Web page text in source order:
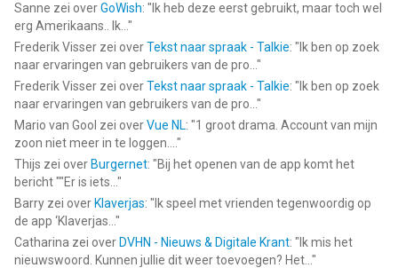
Sanne zei overGoWish: " Ik heb deze eerst gebruikt, maar toch wel
erg Amerikaans.. Ik... "
Frederik Visser zei overTekst naar spraak - Talkie: " Ik ben op zoek
naar ervaringen van gebruikers van de pro... "
Frederik Visser zei overTekst naar spraak - Talkie: " Ik ben op zoek
naar ervaringen van gebruikers van de pro... "
Mario van Gool zei overVue NL: "1 groot drama. Account van mijn
zoon niet meer in te loggen.... "
Thijs zei over Burgernet: "Bij het openen van de app komt het
bericht ""Er is iets... "
Barry zei over Klaverjas: " Ik speel met vrienden tegenwoordig op
de app ‘Klaverjas... "
Catharina zei over DVHN - Nieuws & Digitale Krant: " Ik mis het
nieuwswoord. Kunnen jullie dit weer toevoegen? Het... "